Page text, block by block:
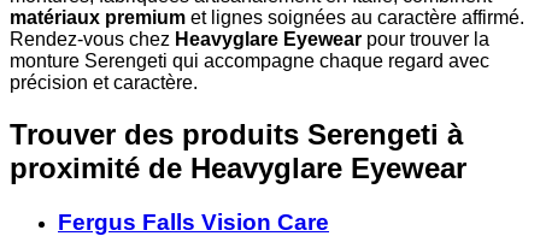
matériaux premium et lignes soignées au caractère affirmé.
Rendez-vous chez Heavyglare Eyewear pour trouver la
monture Serengeti qui accompagne chaque regard avec
précision et caractère.
Trouver des produits Serengeti à
proximité de Heavyglare Eyewear
Fergus Falls Vision Care